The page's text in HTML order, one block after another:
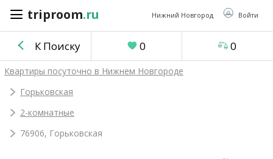
triproom.ru Нижний Новгород Войти
triproom .ru
Российский
Войти / Зарегистрироваться
К Поиску 0 0
Квартиры посуточно в Нижнем Новгороде
Горьковская
2-комнатные
76906, Горьковская